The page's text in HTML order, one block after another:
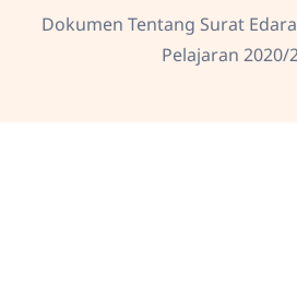
Dokumen Tentang Surat
Pelajaran 2020/